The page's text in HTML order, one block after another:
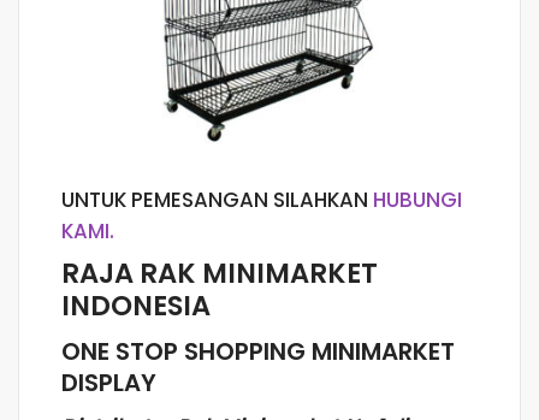
UNTUK PEMESANGAN SILAHKAN HUBUNGI
KAMI.
RAJA RAK MINIMARKET
INDONESIA
ONE STOP SHOPPING MINIMARKET
DISPLAY